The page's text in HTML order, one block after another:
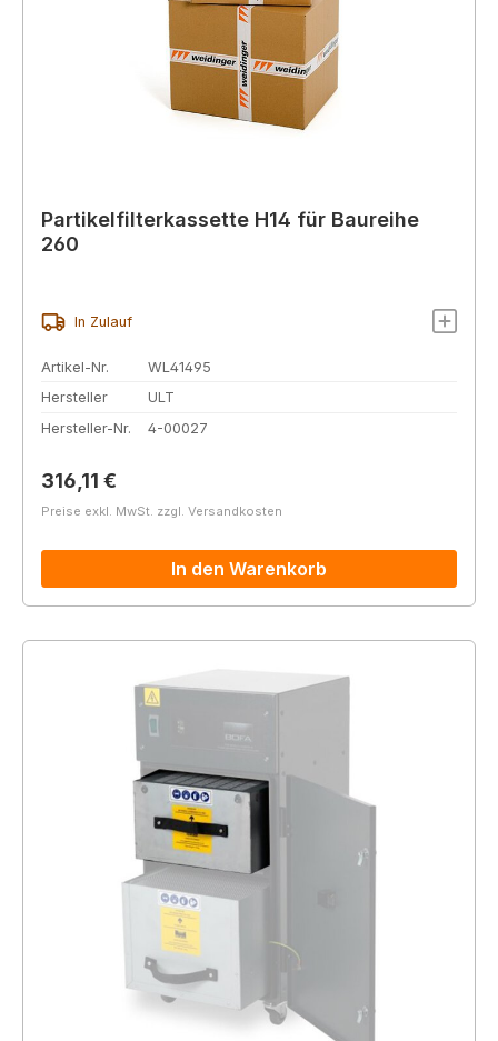
Partikelfilterkassette H14 für Baureihe
260
In Zulauf
Artikel-Nr.
WL41495
Hersteller
ULT
Hersteller-Nr.
4-00027
Regulärer Preis:
316,11 €
Preise exkl. MwSt. zzgl. Versandkosten
In den Warenkorb